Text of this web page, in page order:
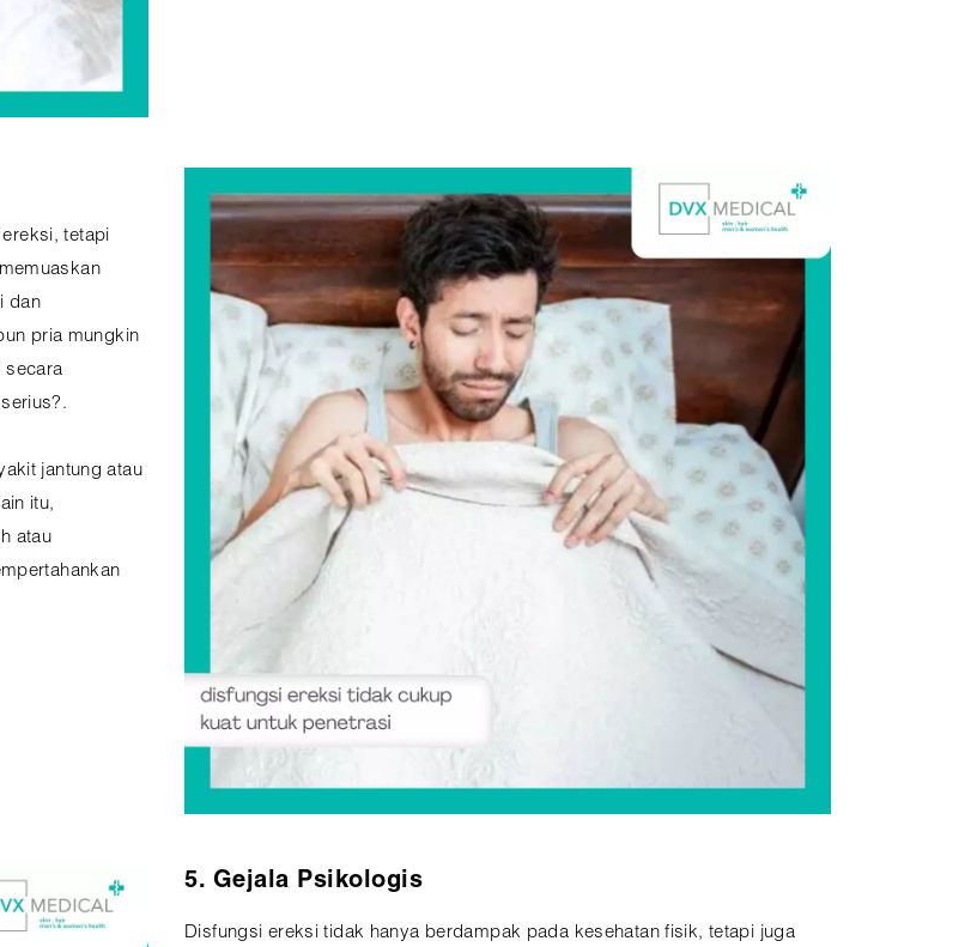
tetapi
dan
pria mungkin
secara
jantung atau
itu,
atau
5. Gejala Psikologis
Disfungsi ereksi tidak hanya berdampak pada kesehatan fisik, tetapi juga